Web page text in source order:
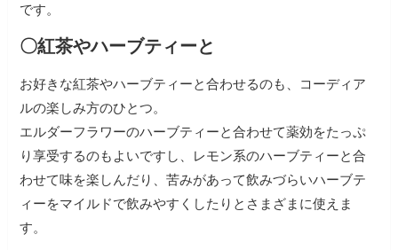
です。
〇紅茶やハーブティーと
お好きな紅茶やハーブティーと合わせるのも、コーディア
ルの楽しみ方のひとつ。
エルダーフラワーのハーブティーと合わせて薬効をたっぷ
り享受するのもよいですし、レモン系のハーブティーと合
わせて味を楽しんだり、苦みがあって飲みづらいハーブテ
ィーをマイルドで飲みやすくしたりとさまざまに使えま
す。